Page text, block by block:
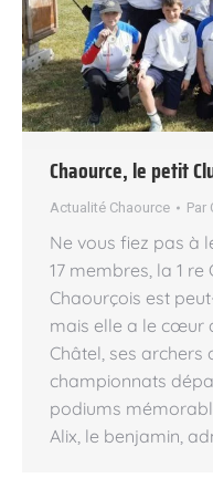
Chaource, le petit
Actualité Chaource Par
Ne vous fiez pas à
17 membres, la 1 re
Chaourçois est
mais elle a le cœur
Châtel, ses
championnats
podiums
Alix, le benjamin,